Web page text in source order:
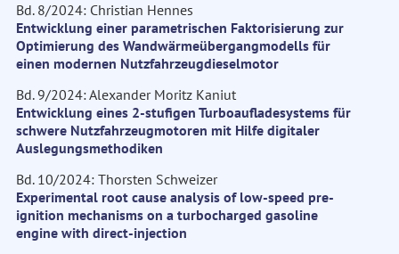
Bd. 8/2024: Christian Hennes
Entwicklung einer parametrischen Faktorisierung zur
Optimierung des Wandwärmeübergangmodells für
einen modernen Nutzfahrzeugdieselmotor
Bd. 9/2024: Alexander Moritz Kaniut
Entwicklung eines 2-stufigen Turboaufladesystems für
schwere Nutzfahrzeugmotoren mit Hilfe digitaler
Auslegungsmethodiken
Bd. 10/2024: Thorsten Schweizer
Experimental root cause analysis of low-speed pre-
ignition mechanisms on a turbocharged gasoline
engine with direct-injection